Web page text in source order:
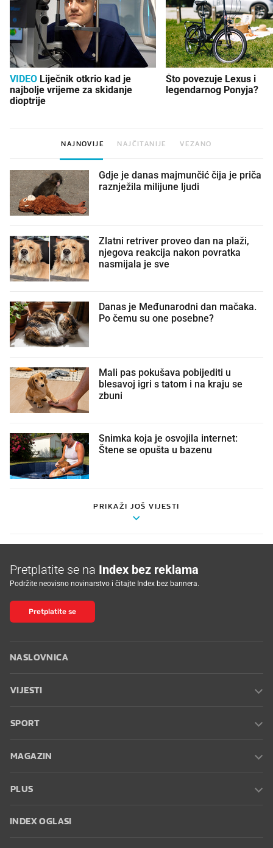
VIDEO
najbolje vrijeme za skidanje
dioptrije
Što povezuje Lexus i
legendarnog Ponyja?
NAJNOVIJE NAJČITANIJE VEZANO
Gdje je danas majmunčić čija je priča
raznježila milijune ljudi
Zlatni retriver proveo dan na plaži,
njegova reakcija nakon povratka
nasmijala je sve
Danas je Međunarodni dan mačaka.
Po čemu su one posebne?
Mali pas pokušava pobijediti u
blesavoj igri s tatom i na kraju se
zbuni
Snimka koja je osvojila internet:
Štene se opušta u bazenu
PRIKAŽI JOŠ VIJESTI
Pretplatite se na Index bez reklama
Podržite neovisno novinarstvo i čitajte Index bez bannera.
Pretplatite se
NASLOVNICA
VIJESTI
SPORT
MAGAZIN
PLUS
INDEX OGLASI